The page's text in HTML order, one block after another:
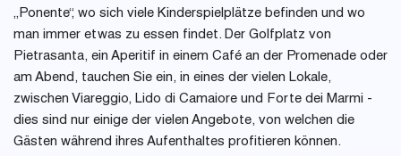
„Ponente“, wo sich viele Kinderspielplätze befinden und wo
man immer etwas zu essen findet. Der Golfplatz von
Pietrasanta, ein Aperitif in einem Café an der Promenade oder
am Abend, tauchen Sie ein, in eines der vielen Lokale,
zwischen Viareggio, Lido di Camaiore und Forte dei Marmi -
dies sind nur einige der vielen Angebote, von welchen die
Gästen während ihres Aufenthaltes profitieren können.